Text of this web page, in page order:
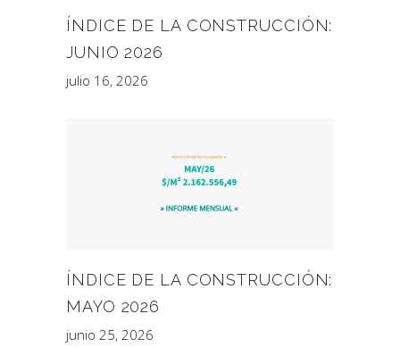
ÍNDICE DE LA CONSTRUCCIÓN:
JUNIO 2026
julio 16, 2026
ÍNDICE DE LA CONSTRUCCIÓN:
MAYO 2026
junio 25, 2026